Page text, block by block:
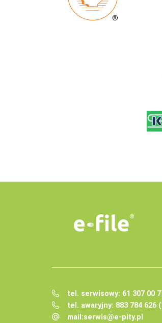
tel. serwisowy: 61 307 00
tel. awaryjny: 883 784 626
mail:serwis@e-pity.pl